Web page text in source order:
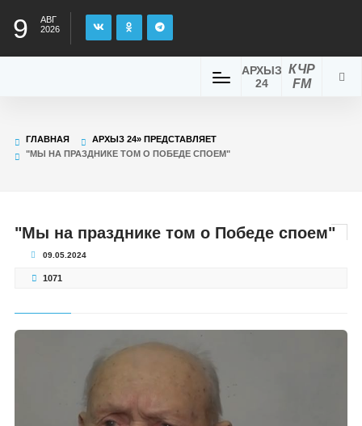
9
АВГ
2026
КЧР
FM
АРХЫЗ
24
ГЛАВНАЯ
АРХЫЗ 24» ПРЕДСТАВЛЯЕТ
"МЫ НА ПРАЗДНИКЕ ТОМ О ПОБЕДЕ СПОЕМ"
"Мы на празднике том о Победе споем"
09.05.2024
1071